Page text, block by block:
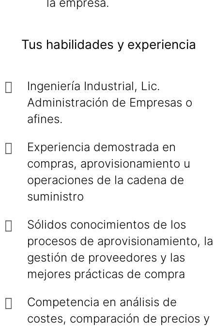
Tus habilidades y experiencia
Ingeniería Industrial, Lic.
Administración de Empresas o
afines.
Experiencia demostrada en
compras, aprovisionamiento u
operaciones de la cadena de
suministro
Sólidos conocimientos de los
procesos de aprovisionamiento, la
gestión de proveedores y las
mejores prácticas de compra
Competencia en análisis de
costes, comparación de precios y